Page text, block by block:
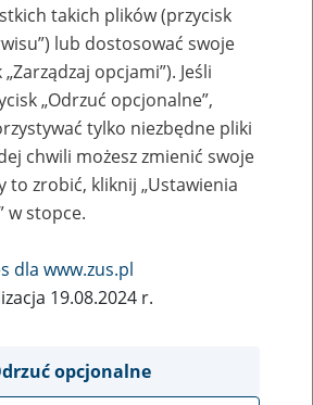
siebie - zakładanie profili
Twojej firmy
takich plików (przycisk
lub dostosować swoje
opcjami”). Jeśli
„Odrzuć opcjonalne”,
tylko niezbędne pliki
chwili możesz zmienić swoje
to zrobić, kliknij „Ustawienia
w stopce.
dla www.zus.pl
19.08.2024 r.
opcjonalne